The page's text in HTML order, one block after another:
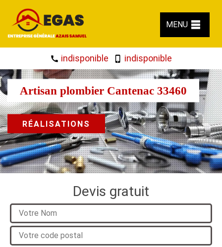
MENU
indisponible indisponible
Artisan plombier Cantenac 33460
RÉALISATIONS
Devis gratuit